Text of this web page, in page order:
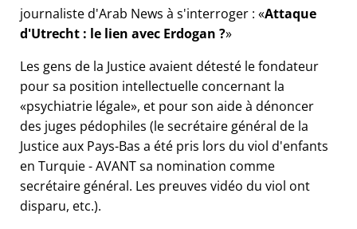
journaliste d'Arab News à s'interroger : Attaque
d'Utrecht : le lien avec Erdogan ?
Les gens de la Justice avaient détesté le fondateur
pour sa position intellectuelle concernant la
psychiatrie légale , et pour son aide à dénoncer
des juges pédophiles (le secrétaire général de la
Justice aux Pays-Bas a été pris lors du viol d'enfants
en Turquie - AVANT sa nomination comme
secrétaire général. Les preuves vidéo du viol ont
disparu, etc.).